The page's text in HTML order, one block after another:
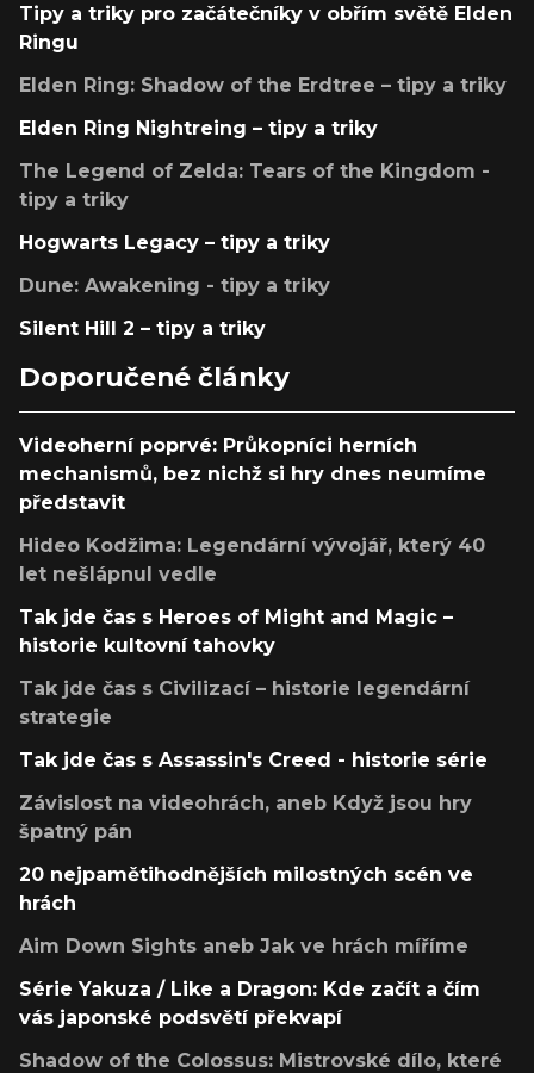
Tipy a triky pro začátečníky v obřím světě Elden
Ringu
Elden Ring: Shadow of the Erdtree – tipy a triky
Elden Ring Nightreing – tipy a triky
The Legend of Zelda: Tears of the Kingdom -
tipy a triky
Hogwarts Legacy – tipy a triky
Dune: Awakening - tipy a triky
Silent Hill 2 – tipy a triky
Doporučené články
Videoherní poprvé: Průkopníci herních
mechanismů, bez nichž si hry dnes neumíme
představit
Hideo Kodžima: Legendární vývojář, který 40
let nešlápnul vedle
Tak jde čas s Heroes of Might and Magic –
historie kultovní tahovky
Tak jde čas s Civilizací – historie legendární
strategie
Tak jde čas s Assassin's Creed - historie série
Závislost na videohrách, aneb Když jsou hry
špatný pán
20 nejpamětihodnějších milostných scén ve
hrách
Aim Down Sights aneb Jak ve hrách míříme
Série Yakuza / Like a Dragon: Kde začít a čím
vás japonské podsvětí překvapí
Shadow of the Colossus: Mistrovské dílo, které